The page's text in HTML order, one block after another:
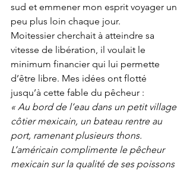
sud et emmener mon esprit voyager un
peu plus loin chaque jour.
Moitessier cherchait à atteindre sa
vitesse de libération, il voulait le
minimum financier qui lui permette
d’être libre. Mes idées ont flotté
jusqu’à cette fable du pêcheur :
« Au bord de l’eau dans un petit village
côtier mexicain, un bateau rentre au
port, ramenant plusieurs thons.
L’américain complimente le pêcheur
mexicain sur la qualité de ses poissons